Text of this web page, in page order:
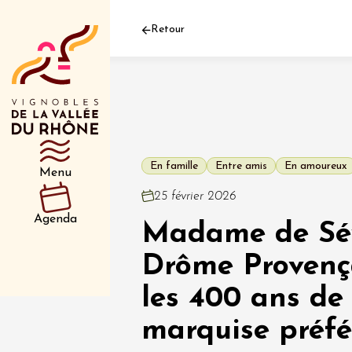
Menu
Agenda
Oenologie
Safari
Rover
04
Retour
En famille Entre amis En amoureux
25 février 2026
Madame de
Drôme
les 400 ans de
marquise